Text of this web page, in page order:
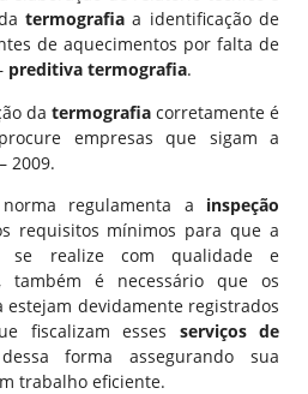
termografia a identificação de
de aquecimentos por falta de
preditiva termografia.
da termografia corretamente é
empresas que sigam a
2009.
regulamenta a inspeção
requisitos mínimos para que a
se realize com qualidade e
também é necessário que os
estejam devidamente registrados
fiscalizam esses serviços de
forma assegurando sua
trabalho eficiente.